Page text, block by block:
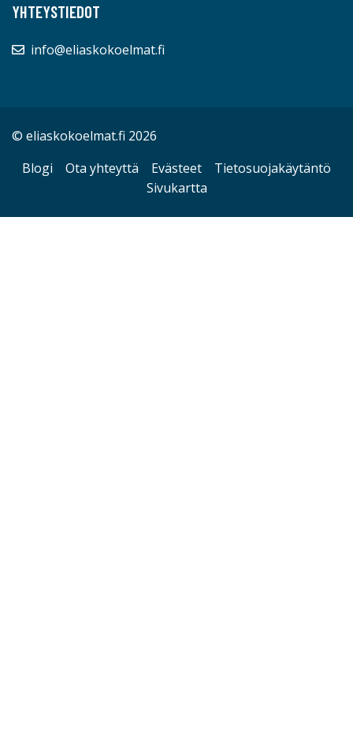
YHTEYSTIEDOT
info@eliaskokoelmat.fi
© eliaskokoelmat.fi 2026
Blogi
Ota yhteyttä Evästeet
Tietosuojakäytäntö
Sivukartta